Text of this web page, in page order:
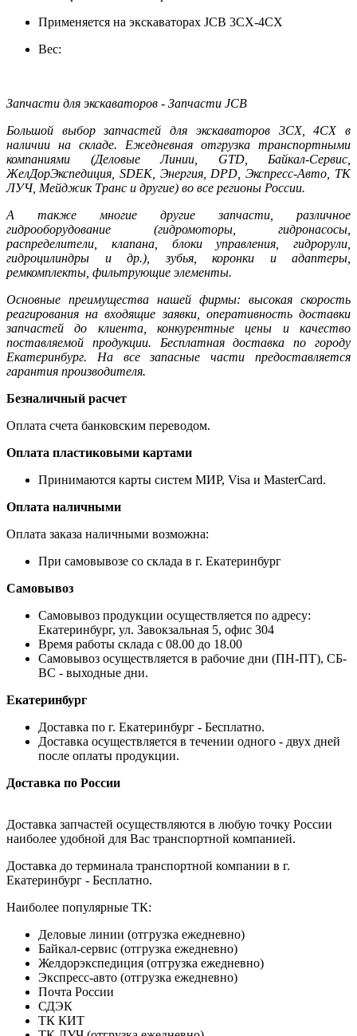
Применяется на экскаваторах JCB 3CX-4CX
Вес:
Запчасти для экскаваторов - Запчасти JCB
Большой выбор запчастей для экскаваторов 3CX, 4CX в
наличии на складе. Ежедневная отгрузка транспортными
компаниями (Деловые Линии, GTD, Байкал-Сервис,
ЖелДорЭкспедиция, SDEK, Энергия, DPD, Экспресс-Авто, ТК
ЛУЧ, Мейджик Транс и другие) во все регионы России.
А также многие другие запчасти, различное
гидрооборудование (гидромоторы, гидронасосы,
распределители, клапана, блоки управления, гидрорули,
гидроцилиндры и др.), зубья, коронки и адаптеры,
ремкомплекты, фильтрующие элементы.
Основные преимущества нашей фирмы: высокая скорость
реагирования на входящие заявки, оперативность доставки
запчастей до клиента, конкурентные цены и качество
поставляемой продукции. Бесплатная доставка по городу
Екатеринбург. На все запасные части предоставляется
гарантия производителя.
Безналичный расчет
Оплата счета банковским переводом.
Оплата пластиковыми картами
Принимаются карты систем МИР, Visa и MasterCard.
Оплата наличными
Оплата заказа наличными возможна:
При самовывозе со склада в г. Екатеринбург
Самовывоз
Самовывоз продукции осуществляется по адресу:
Екатеринбург, ул. Завокзальная 5, офис 304
Время работы склада с 08.00 до 18.00
Самовывоз осуществляется в рабочие дни (ПН-ПТ), СБ-
ВС - выходные дни.
Екатеринбург
Доставка по г. Екатеринбург - Бесплатно.
Доставка осуществляется в течении одного - двух дней
после оплаты продукции.
Доставка по России
Доставка запчастей осуществляются в любую точку России
наиболее удобной для Вас транспортной компанией.
Доставка до терминала транспортной компании в г.
Екатеринбург - Бесплатно.
Наиболее популярные ТК:
Деловые линии (отгрузка ежедневно)
Байкал-сервис (отгрузка ежедневно)
Желдорэкспедиция (отгрузка ежедневно)
Экспресс-авто (отгрузка ежедневно)
Почта России
СДЭК
ТК КИТ